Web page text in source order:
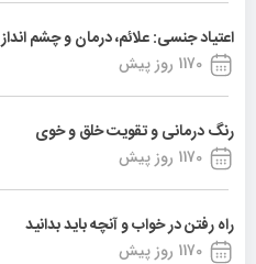
اعتیاد جنسی: علائم، درمان و چشم انداز
1170 روز پیش
رنگ درمانی و تقویت خلق و خوی
1170 روز پیش
راه رفتن در خواب و آنچه باید بدانید
1170 روز پیش